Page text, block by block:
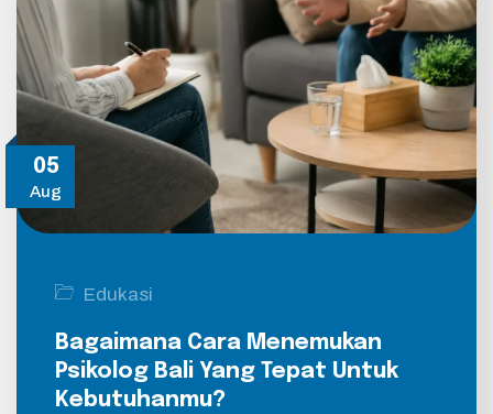
05
Aug
Edukasi
Bagaimana Cara Menemukan
Psikolog Bali Yang Tepat Untuk
Kebutuhanmu?